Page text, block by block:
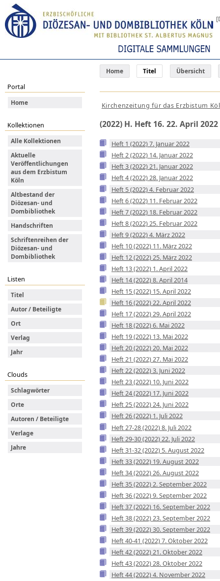
Home Titel Übersicht
Portal
Home
Kollektionen
Alle Kollektionen
Aktuelle
Veröffentlichungen
aus dem Erzbistum
Köln
Altbestand der
Diözesan- und
Dombibliothek
Handschriften
Schriftenreihen der
Diözesan- und
Dombibliothek
Listen
Titel
Autor / Beteiligte
Ort
Verlag
Jahr
Clouds
Schlagwörter
Orte
Autoren / Beteiligte
Verlage
Jahre
Kirchenzeitung für das Erzbistum
(2022) H. Heft 16. 22. April 2022
Heft 1 (2022) 7. Januar 2022
Heft 2 (2022) 14. Januar 2022
Heft 3 (2022) 21. Januar 2022
Heft 4 (2022) 28. Januar 2022
Heft 5 (2022) 4. Februar 2022
Heft 6 (2022) 11. Februar 2022
Heft 7 (2022) 18. Februar 2022
Heft 8 (2022) 25. Februar 2022
Heft 9 (2022) 4. März 2022
Heft 10 (2022) 11. März 2022
Heft 12 (2022) 25. März 2022
Heft 13 (2022) 1. April 2022
Heft 14 (2022) 8. April 2014
Heft 15 (2022) 15. April 2022
Heft 16 (2022) 22. April 2022
Heft 17 (2022) 29. April 2022
Heft 18 (2022) 6. Mai 2022
Heft 19 (2022) 13. Mai 2022
Heft 20 (2022) 20. Mai 2022
Heft 21 (2022) 27. Mai 2022
Heft 22 (2022) 3. Juni 2022
Heft 23 (2022) 10. Juni 2022
Heft 24 (2022) 17. Juni 2022
Heft 25 (2022) 24. Juni 2022
Heft 26 (2022) 1. Juli 2022
Heft 27-28 (2022) 8. Juli 2022
Heft 29-30 (2022) 22. Juli 2022
Heft 31-32 (2022) 5. August 2022
Heft 33 (2022) 19. August 2022
Heft 34 (2022) 26. August 2022
Heft 35 (2022) 2. September 2022
Heft 36 (2022) 9. September 2022
Heft 37 (2022) 16. September 2022
Heft 38 (2022) 23. September 2022
Heft 39 (2022) 30. September 2022
Heft 40-41 (2022) 7. Oktober 2022
Heft 42 (2022) 21. Oktober 2022
Heft 43 (2022) 28. Oktober 2022
Heft 44 (2022) 4. November 2022